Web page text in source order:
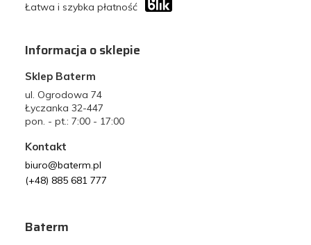
Łatwa i szybka płatność
Informacja o sklepie
Sklep Baterm
ul. Ogrodowa 74
Łyczanka 32-447
pon. - pt.: 7:00 - 17:00
Kontakt
biuro@baterm.pl
(+48) 885 681 777
Baterm